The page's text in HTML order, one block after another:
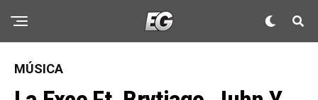
MÚSICA